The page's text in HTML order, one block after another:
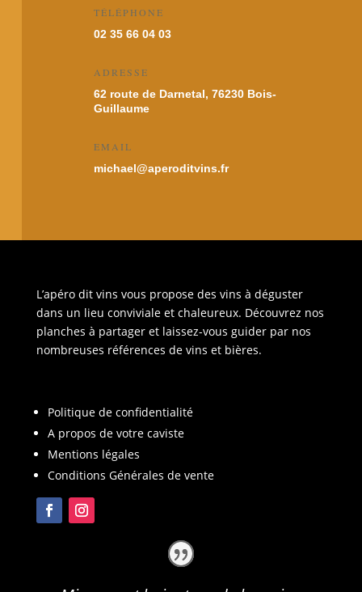
TÉLÉPHONE
02 35 66 04 03
ADRESSE
62 route de Darnetal, 76230 Bois-
Guillaume
EMAIL
michael@aperoditvins.fr
L’apéro dit vins vous propose des vins à déguster
dans un lieu conviviale et chaleureux. Découvrez nos
planches à partager et laissez-vous guider par nos
nombreuses références de vins et bières.
Politique de confidentialité
A propos de votre caviste
Mentions légales
Conditions Générales de vente